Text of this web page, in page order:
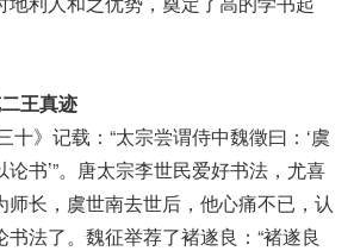
王真迹
》记载：“太宗尝谓侍中魏徵曰：‘虞
书’”。唐太宗李世民爱好书法，尤喜
师长，虞世南去世后，他心痛不已，认
法了。魏征举荐了褚遂良：“褚遂良